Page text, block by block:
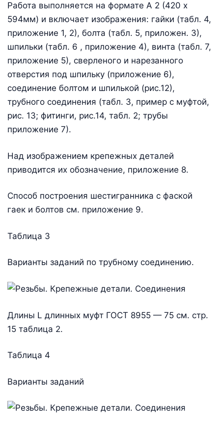
Работа выполняется на формате А 2 (420 х
594мм) и включает изображения: гайки (табл. 4,
приложение 1, 2), болта (табл. 5, приложен. 3),
шпильки (табл. 6 , приложение 4), винта (табл. 7,
приложение 5), сверленого и нарезанного
отверстия под шпильку (приложение 6),
соединение болтом и шпилькой (рис.12),
трубного соединения (табл. 3, пример с муфтой,
рис. 13; фитинги, рис.14, табл. 2; трубы
приложение 7).
Над изображением крепежных деталей
приводится их обозначение, приложение 8.
Способ построения шестигранника с фаской
гаек и болтов см. приложение 9.
Таблица 3
Варианты заданий по трубному соединению.
Длины L длинных муфт ГОСТ 8955 — 75 см. стр.
15 таблица 2.
Таблица 4
Варианты заданий